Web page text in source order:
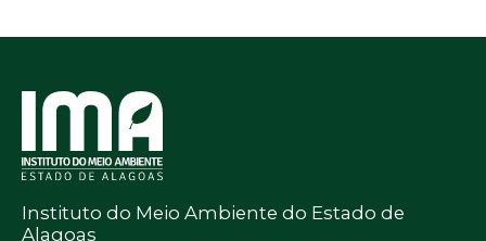
Instituto do Meio Ambiente do Estado de
Alagoas